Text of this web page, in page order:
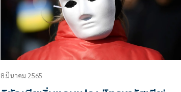
8 มีนาคม 2565